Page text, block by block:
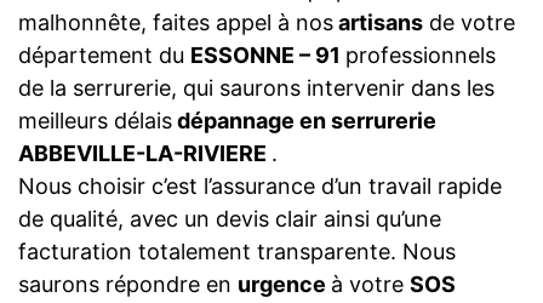
malhonnête, faites appel à nosartisans de votre
département du ESSONNE – 91 professionnels
de la serrurerie, qui saurons intervenir dans les
meilleurs délaisdépannage en serrurerie
ABBEVILLE-LA-RIVIERE .
Nous choisir c’est l’assurance d’un travail rapide
de qualité, avec un devis clair ainsi qu’une
facturation totalement transparente. Nous
saurons répondre en urgence à votre SOS